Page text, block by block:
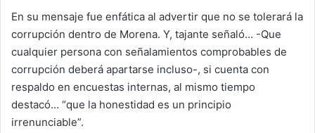
En su mensaje fue enfática al advertir que no se tolerará la
corrupción dentro de Morena. Y, tajante señaló… -Que
cualquier persona con señalamientos comprobables de
corrupción deberá apartarse incluso-, si cuenta con
respaldo en encuestas internas, al mismo tiempo
destacó… “que la honestidad es un principio
irrenunciable”.